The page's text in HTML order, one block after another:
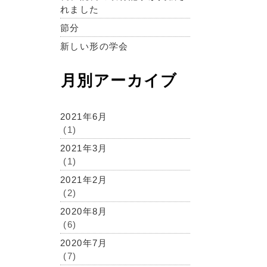
れました
節分
新しい形の学会
月別アーカイブ
2021年6月
(1)
2021年3月
(1)
2021年2月
(2)
2020年8月
(6)
2020年7月
(7)